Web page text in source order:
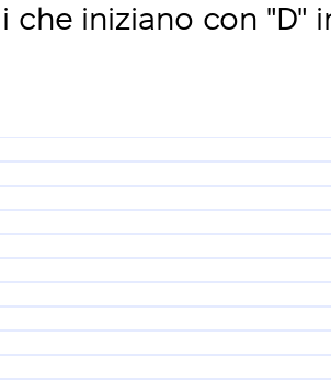
che iniziano con "D"